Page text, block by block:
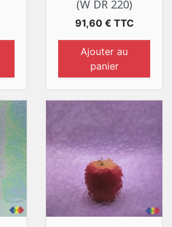
(W DR 220)
Prix
91,60 € TTC
Ajouter au
panier